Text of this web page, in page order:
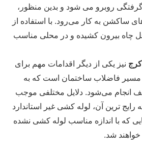
روبرو می شود و بدین منظور،
ساکشن به کار می‌رود. با استفاده از
چاه بیرون کشیده و در محلی مناسب
نیز یکی از دیگر اقدامات مهم برای
مسیر فاضلاب ساختمان است که به
انجام می‌شود. دلایل مختلفی موجب
ترین آن، لوله کشی غیر استاندارد
که با اندازه مناسب لوله کشی نشده
خواهند شد.